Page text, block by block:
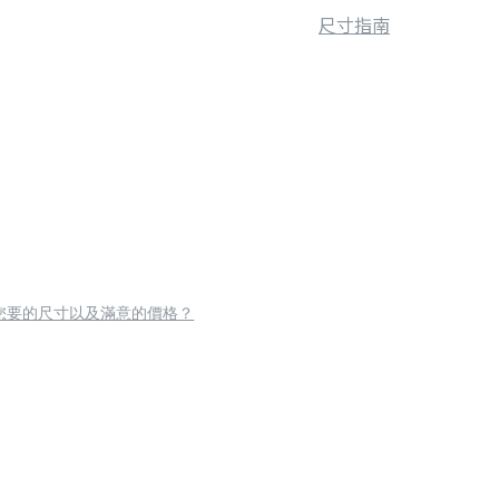
尺寸指南
要的尺寸以及滿意的價格？